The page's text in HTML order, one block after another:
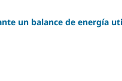
un balance de energía